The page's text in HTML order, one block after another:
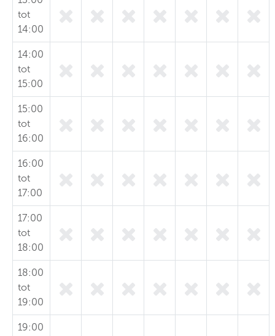
tot
14:00
14:00
tot
15:00
15:00
tot
16:00
16:00
tot
17:00
17:00
tot
18:00
18:00
tot
19:00
19:00